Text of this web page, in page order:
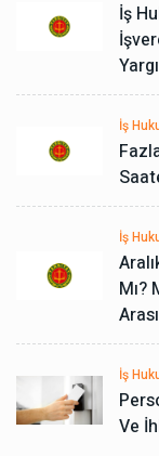
İş
İş
İş
Mı?
İş
Ve